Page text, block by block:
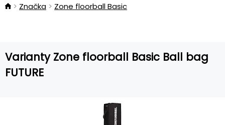
Značka Zone floorball Basic
Varianty Zone floorball Basic Ball bag
FUTURE